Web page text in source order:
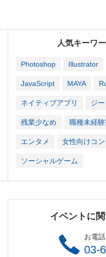
人気キーワ
Photoshop Illustrator
JavaScript MAYA
ネイティブアプリ ジ
残業少なめ 職種未経
エンタメ 女性向けコ
ソーシャルゲーム
イベントに
お電
03-